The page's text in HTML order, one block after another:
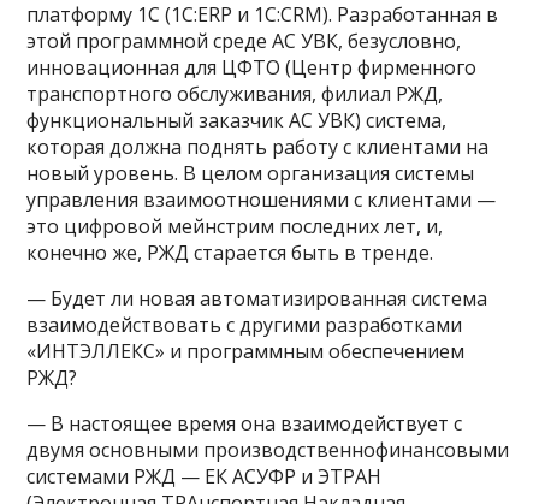
платформу 1С (1С:ERP и 1С:CRM). Разработанная в
этой программной среде АС УВК, безусловно,
инновационная для ЦФТО (Центр фирменного
транспортного обслуживания, филиал РЖД,
функциональный заказчик АС УВК) система,
которая должна поднять работу с клиентами на
новый уровень. В целом организация системы
управления взаимоотношениями с клиентами —
это цифровой мейнстрим последних лет, и,
конечно же, РЖД старается быть в тренде.
— Будет ли новая автоматизированная система
взаимодействовать с другими разработками
«ИНТЭЛЛЕКС» и программным обеспечением
РЖД?
— В настоящее время она взаимодействует с
двумя основными производственнофинансовыми
системами РЖД — ЕК АСУФР и ЭТРАН